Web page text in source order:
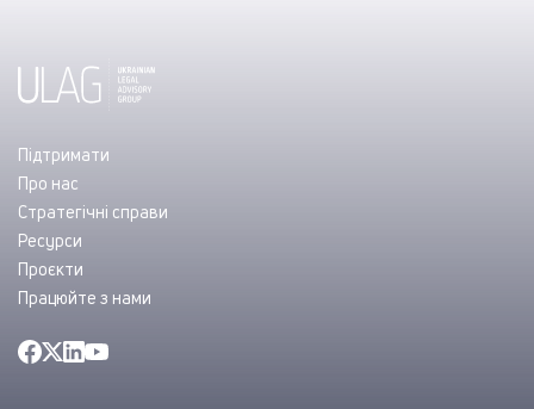
Підтримати
Про нас
Стратегічні справи
Ресурси
Проєкти
Працюйте з нами